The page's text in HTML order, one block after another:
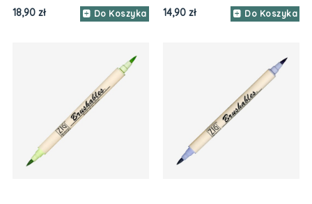
18,90 zł Do Koszyka 14,90 zł Do Koszyka